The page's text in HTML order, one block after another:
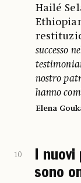
Hailé
successo
nostro
hanno
Elena
10
I nuovi
sono